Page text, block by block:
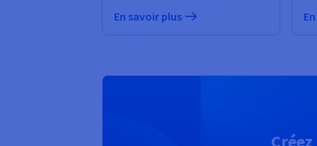
En savoir plus